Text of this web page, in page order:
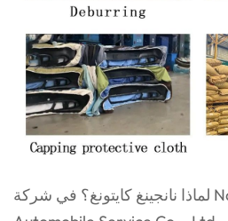
لماذا نانجينغ كايتونغ؟ في شركة Nanjing Kaitong